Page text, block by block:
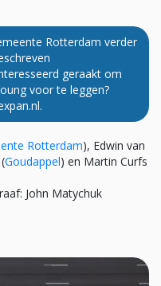
Rotterdam verder
geraakt om
voor te leggen?
Rotterdam), Edwin van
Goudappel) en Martin Curfs
John Matychuk